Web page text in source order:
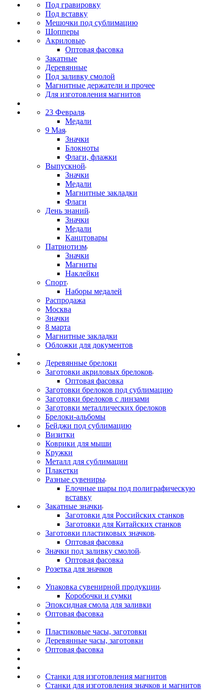
Под гравировку
Под вставку
Мешочки под сублимацию
Шопперы
Акриловые
Оптовая фасовка
Закатные
Деревянные
Под заливку смолой
Магнитные держатели и прочее
Для изготовления магнитов
23 Февраля
Медали
9 Мая
Значки
Блокноты
Флаги, флажки
Выпускной
Значки
Медали
Магнитные закладки
Флаги
День знаний
Значки
Медали
Канцтовары
Патриотизм
Значки
Магниты
Наклейки
Спорт
Наборы медалей
Распродажа
Москва
Значки
8 марта
Магнитные закладки
Обложки для документов
Деревянные брелоки
Заготовки акриловых брелоков
Оптовая фасовка
Заготовки брелоков под сублимацию
Заготовки брелоков с линзами
Заготовки металлических брелоков
Брелоки-альбомы
Бейджи под сублимацию
Визитки
Коврики для мыши
Кружки
Металл для сублимации
Плакетки
Разные сувениры
Елочные шары под полиграфическую
вставку
Закатные значки
Заготовки для Российских станков
Заготовки для Китайских станков
Заготовки пластиковых значков
Оптовая фасовка
Значки под заливку смолой
Оптовая фасовка
Розетка для значков
Упаковка сувенирной продукции
Коробочки и сумки
Эпоксидная смола для заливки
Оптовая фасовка
Пластиковые часы, заготовки
Деревянные часы, заготовки
Оптовая фасовка
Станки для изготовления магнитов
Станки для изготовления значков и магнитов